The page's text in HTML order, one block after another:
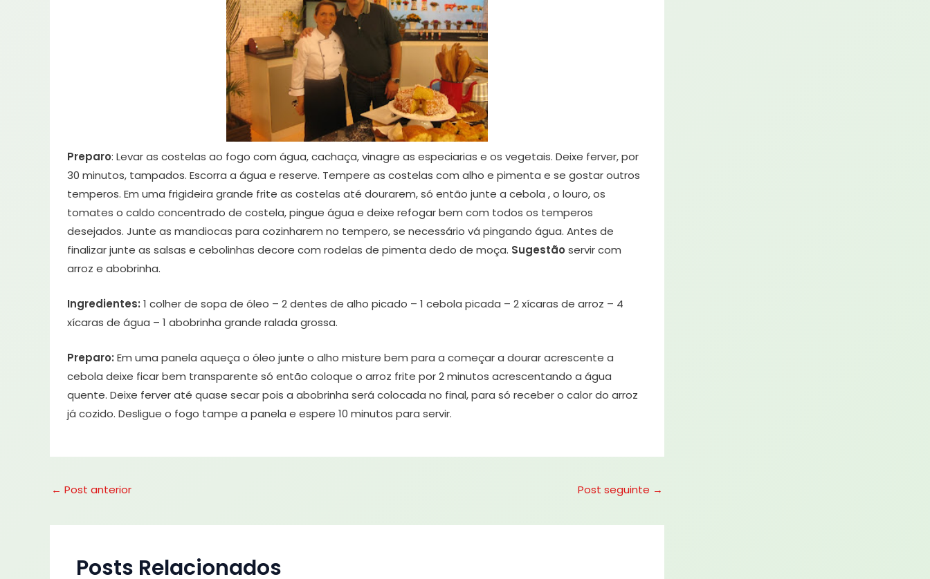
Preparo: Levar as costelas ao fogo com água, cachaça, vinagre as especiarias e os vegetais. Deixe ferver, por
30 minutos, tampados. Escorra a água e reserve. Tempere as costelas com alho e pimenta e se gostar outros
temperos. Em uma frigideira grande frite as costelas até dourarem, só então junte a cebola , o louro, os
tomates o caldo concentrado de costela, pingue água e deixe refogar bem com todos os temperos
desejados. Junte as mandiocas para cozinharem no tempero, se necessário vá pingando água. Antes de
finalizar junte as salsas e cebolinhas decore com rodelas de pimenta dedo de moça. Sugestão servir com
arroz e abobrinha.
Ingredientes: 1 colher de sopa de óleo – 2 dentes de alho picado – 1 cebola picada – 2 xícaras de arroz – 4
xícaras de água – 1 abobrinha grande ralada grossa.
Preparo: Em uma panela aqueça o óleo junte o alho misture bem para a começar a dourar acrescente a
cebola deixe ficar bem transparente só então coloque o arroz frite por 2 minutos acrescentando a água
quente. Deixe ferver até quase secar pois a abobrinha será colocada no final, para só receber o calor do arroz
já cozido. Desligue o fogo tampe a panela e espere 10 minutos para servir.
← Post anterior Post seguinte →
Posts Relacionados